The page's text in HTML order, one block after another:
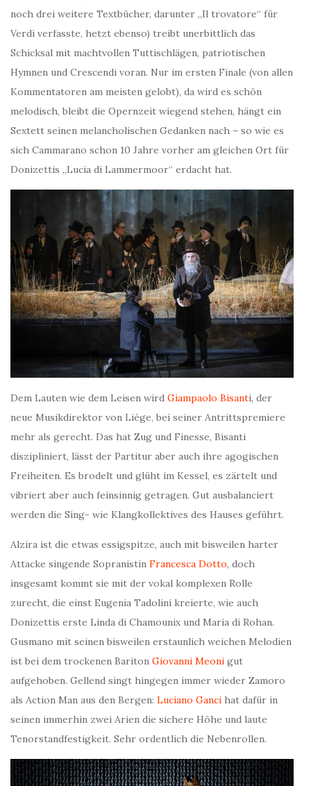
noch drei weitere Textbücher, darunter „Il trovatore“ für
Verdi verfasste, hetzt ebenso) treibt unerbittlich das
Schicksal mit machtvollen Tuttischlägen, patriotischen
Hymnen und Crescendi voran. Nur im ersten Finale (von allen
Kommentatoren am meisten gelobt), da wird es schön
melodisch, bleibt die Opernzeit wiegend stehen, hängt ein
Sextett seinen melancholischen Gedanken nach – so wie es
sich Cammarano schon 10 Jahre vorher am gleichen Ort für
Donizettis „Lucia di Lammermoor“ erdacht hat.
Dem Lauten wie dem Leisen wird Giampaolo Bisanti, der
neue Musikdirektor von Liège, bei seiner Antrittspremiere
mehr als gerecht. Das hat Zug und Finesse, Bisanti
diszipliniert, lässt der Partitur aber auch ihre agogischen
Freiheiten. Es brodelt und glüht im Kessel, es zärtelt und
vibriert aber auch feinsinnig getragen. Gut ausbalanciert
werden die Sing- wie Klangkollektives des Hauses geführt.
Alzira ist die etwas essigspitze, auch mit bisweilen harter
Attacke singende Sopranistin Francesca Dotto, doch
insgesamt kommt sie mit der vokal komplexen Rolle
zurecht, die einst Eugenia Tadolini kreierte, wie auch
Donizettis erste Linda di Chamounix und Maria di Rohan.
Gusmano mit seinen bisweilen erstaunlich weichen Melodien
ist bei dem trockenen Bariton Giovanni Meoni gut
aufgehoben. Gellend singt hingegen immer wieder Zamoro
als Action Man aus den Bergen: Luciano Ganci hat dafür in
seinen immerhin zwei Arien die sichere Höhe und laute
Tenorstandfestigkeit. Sehr ordentlich die Nebenrollen.